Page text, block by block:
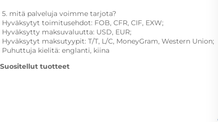
5. mitä palveluja voimme tarjota?
Hyväksytyt toimitusehdot: FOB, CFR, CIF, EXW;
Hyväksytty maksuvaluutta: USD, EUR;
Hyväksytyt maksutyypit: T/T, L/C, MoneyGram, Western Union;
Puhuttuja kielitä: englanti, kiina
Suositellut tuotteet